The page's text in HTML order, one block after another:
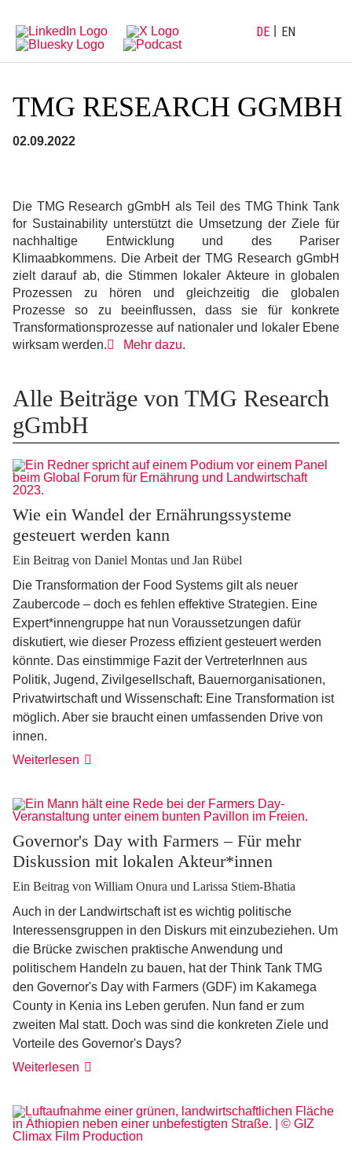
Hauptnavigation
Inhalt
DE EN
TMG RESEARCH GGMBH
02.09.2022
Die TMG Research gGmbH als Teil des TMG Think Tank
for Sustainability unterstützt die Umsetzung der Ziele für
nachhaltige Entwicklung und des Pariser
Klimaabkommens. Die Arbeit der TMG Research gGmbH
zielt darauf ab, die Stimmen lokaler Akteure in globalen
Prozessen zu hören und gleichzeitig die globalen
Prozesse so zu beeinflussen, dass sie für konkrete
Transformationsprozesse auf nationaler und lokaler Ebene
wirksam werden.
Mehr dazu.
Alle Beiträge von TMG Research
gGmbH
Wie ein Wandel der Ernährungssysteme
gesteuert werden kann
Ein Beitrag von Daniel Montas und Jan Rübel
Die Transformation der Food Systems gilt als neuer
Zaubercode – doch es fehlen effektive Strategien. Eine
Expert*innengruppe hat nun Voraussetzungen dafür
diskutiert, wie dieser Prozess effizient gesteuert werden
könnte. Das einstimmige Fazit der VertreterInnen aus
Politik, Jugend, Zivilgesellschaft, Bauernorganisationen,
Privatwirtschaft und Wissenschaft: Eine Transformation ist
möglich. Aber sie braucht einen umfassenden Drive von
innen.
Weiterlesen
Governor's Day with Farmers – Für mehr
Diskussion mit lokalen Akteur*innen
Ein Beitrag von William Onura und Larissa Stiem-Bhatia
Auch in der Landwirtschaft ist es wichtig politische
Interessensgruppen in den Diskurs mit einzubeziehen. Um
die Brücke zwischen praktische Anwendung und
politischem Handeln zu bauen, hat der Think Tank TMG
den Governor's Day with Farmers (GDF) im Kakamega
County in Kenia ins Leben gerufen. Nun fand er zum
zweiten Mal statt. Doch was sind die konkreten Ziele und
Vorteile des Governor's Days?
Weiterlesen